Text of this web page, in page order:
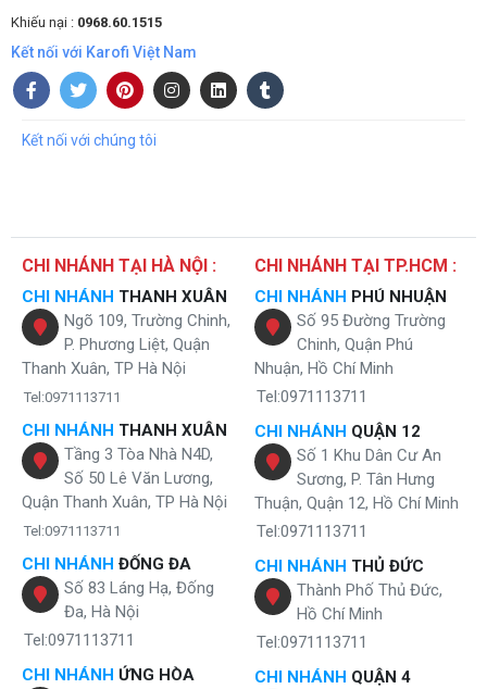
Hộp đá khô Gel & hơi nước làm lạnh sâu - đã
mát
Quạt điều hòa Karofi KAC-H132R được trang bị hộp đá khô Gel giúp
làm lạnh sâu hơn dạng đá nước thông thường từ 6-8 độ, từ đó tăng
hiệu quả làm mát và xua tan cơn nóng ngày hè bằng gió kèm hơi
Đây cũng là loại đá hóa học có khả năng tái sử dụng lâu dài. Bạn chỉ
cần cho hộp đá khô vào ngăn đá tủ lạnh, sau đó đưa vào bình chứa
nước của quạt là có thể tận hưởng làn gió mát lạnh sảng khoái, thoải
mái dễ chịu mà không bị khô da.
Khiếu nại : 0968.60.1515
Kết nối với Karofi Việt Nam
Kết nối với chúng tôi
CHI NHÁNH TẠI HÀ NỘI :
CHI NHÁNH THANH XUÂN
Ngõ 109, Trường Chinh,
P. Phương Liệt, Quận
Thanh Xuân, TP Hà Nội
Tel:0971113711
CHI NHÁNH THANH XUÂN
Tầng 3 Tòa Nhà N4D,
Số 50 Lê Văn Lương,
Quận Thanh Xuân, TP Hà Nội
Tel:0971113711
CHI NHÁNH ĐỐNG ĐA
Số 83 Láng Hạ, Đống
Đa, Hà Nội
Tel:0971113711
CHI NHÁNH ỨNG HÒA
CHI NHÁNH TẠI TP.HCM :
CHI NHÁNH PHÚ NHUẬN
Số 95 Đường Trường
Chinh, Quận Phú
Nhuận, Hồ Chí Minh
Tel:0971113711
CHI NHÁNH QUẬN 12
Số 1 Khu Dân Cư An
Sương, P. Tân Hưng
Thuận, Quận 12, Hồ Chí Minh
Tel:0971113711
CHI NHÁNH THỦ ĐỨC
Thành Phố Thủ Đức,
Hồ Chí Minh
Tel:0971113711
CHI NHÁNH QUẬN 4